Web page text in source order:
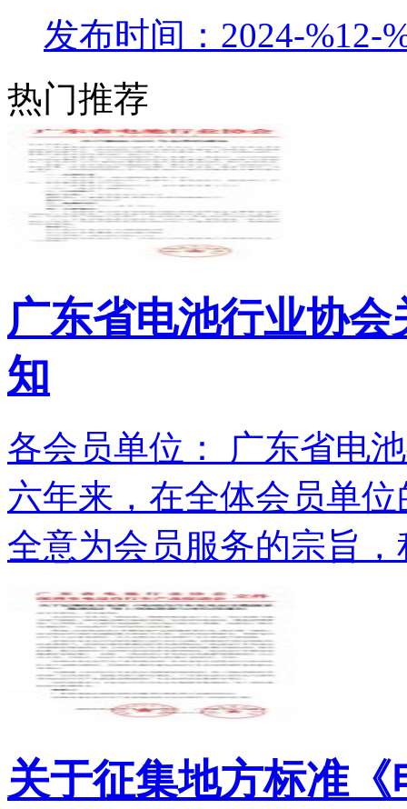
发布时间：2024-%12-
热门推荐
广东省电池行业协
知
各会员单位： 广东省电
六年来，在全体会员单
全意为会员服务的宗旨，
关于征集地方标准